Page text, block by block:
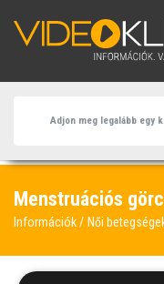
Menstruációs
Információk Női